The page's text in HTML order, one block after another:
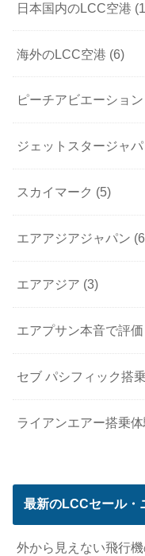
日本国内のLCC空港
海外のLCC空港 (6)
ピーチアビエーション
ジェットスタージャ
スカイマーク (5)
エアアジアジャパン
エアアジア (3)
エアプサン本音で評価
セブ パシフィック搭
ライアンエアー搭乗
最新のLCCセール・
外から見えない飛行